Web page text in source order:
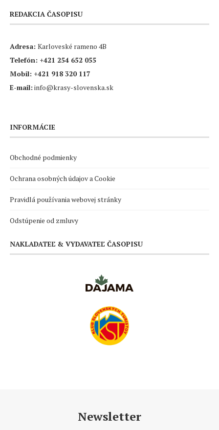
REDAKCIA ČASOPISU
Adresa: Karloveské rameno 4B
Telefón: +421 254 652 055
Mobil: +421 918 320 117
E-mail: info@krasy-slovenska.sk
INFORMÁCIE
Obchodné podmienky
Ochrana osobných údajov a Cookie
Pravidlá používania webovej stránky
Odstúpenie od zmluvy
NAKLADATEĽ & VYDAVATEĽ ČASOPISU
Newsletter